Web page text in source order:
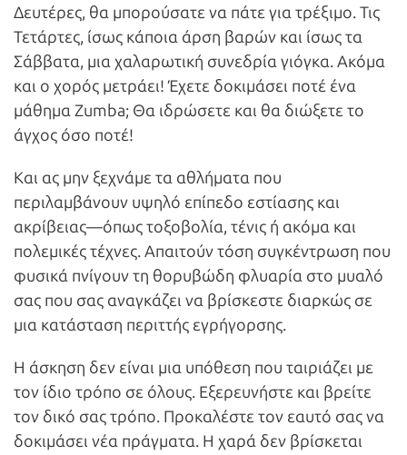
Δευτέρες, θα μπορούσατε να πάτε για τρέξιμο. Τις
Τετάρτες, ίσως κάποια άρση βαρών και ίσως τα
Σάββατα, μια χαλαρωτική συνεδρία γιόγκα. Ακόμα
και ο χορός μετράει! Έχετε δοκιμάσει ποτέ ένα
μάθημα Zumba; Θα ιδρώσετε και θα διώξετε το
άγχος όσο ποτέ!
Και ας μην ξεχνάμε τα αθλήματα που
περιλαμβάνουν υψηλό επίπεδο εστίασης και
ακρίβειας—όπως τοξοβολία, τένις ή ακόμα και
πολεμικές τέχνες. Απαιτούν τόση συγκέντρωση που
φυσικά πνίγουν τη θορυβώδη φλυαρία στο μυαλό
σας που σας αναγκάζει να βρίσκεστε διαρκώς σε
μια κατάσταση περιττής εγρήγορσης.
Η άσκηση δεν είναι μια υπόθεση που ταιριάζει με
τον ίδιο τρόπο σε όλους. Εξερευνήστε και βρείτε
τον δικό σας τρόπο. Προκαλέστε τον εαυτό σας να
δοκιμάσει νέα πράγματα. Η χαρά δεν βρίσκεται